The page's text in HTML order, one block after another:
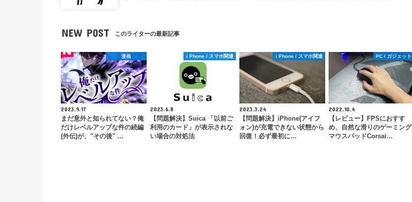
NEW POST このライターの最新記事
漫画
2023.9.17
まだ意外と知られてない？俺
だけレベルアップな件の続編
(外伝)が、"その後" …
i Phone / スマホ関連
2023.6.8
【問題解決】Suica 「以前ご
利用のカード」が表示されな
い場合の対処法
i Phone / スマホ関連
2023.3.24
【問題解決】iPhone(アイフ
ォン)が充電できない状態から
回復！必ず最初に…
PC / ガジェット
2022.10.4
【レビュー】FPSにおすす
め、自然な滑りのゲーミング
マウスパッドCorsai…